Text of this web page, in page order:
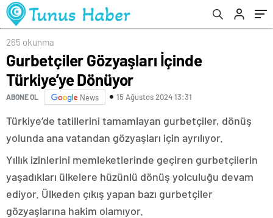
265 okunma
Gurbetçiler Gözyaşları İçinde
Türkiye’ye Dönüyor
ABONE OL News 15 Ağustos 2024 13:31
Türkiye’de tatillerini tamamlayan gurbetçiler, dönüş
yolunda ana vatandan gözyaşları için ayrılıyor.
Yıllık izinlerini memleketlerinde geçiren gurbetçilerin
yaşadıkları ülkelere hüzünlü dönüş yolculuğu devam
ediyor. Ülkeden çıkış yapan bazı gurbetçiler
gözyaşlarına hakim olamıyor.